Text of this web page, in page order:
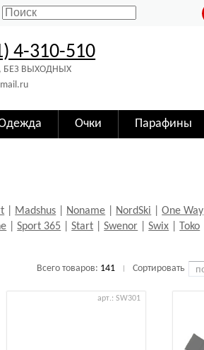
4-310-510
БЕЗ ВЫХОДНЫХ
Очки Парафины
Madshus Noname NordSki |One Way
|Sport 365 |Start |Swenor |Swix Toko
Всего товаров: 141 Сортировать
арт.: SW301